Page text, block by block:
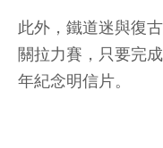
此外，鐵道迷與復
關拉力賽，只要完
年紀念明信片。